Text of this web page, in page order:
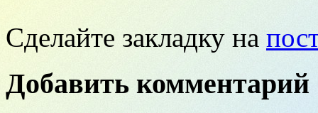
Сделайте закладку на
Добавить комментарий